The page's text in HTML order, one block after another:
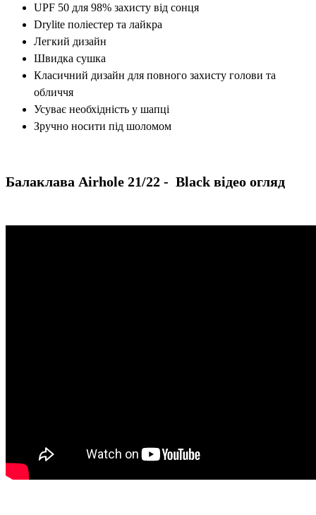
UPF 50 для 98% захисту від сонця
Drylite поліестер та лайкра
Легкий дизайн
Швидка сушка
Класичний дизайн для повного захисту голови та
обличчя
Усуває необхідність у шапці
Зручно носити під шоломом
Балаклава Airhole 21/22 - Black відео огляд